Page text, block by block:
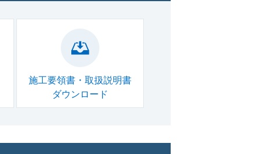
施工要領書・取扱説明書
ダウンロード